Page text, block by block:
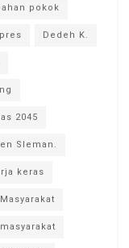
pokok
Dedeh K.
2045
Sleman.
keras
masyarakat